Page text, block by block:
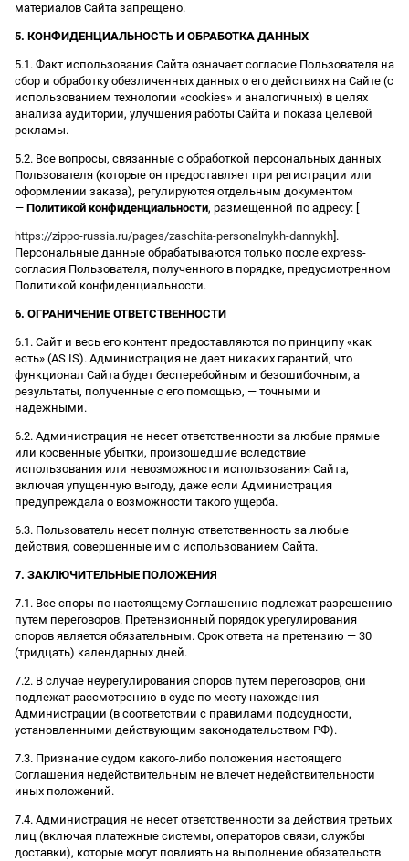
материалов Сайта запрещено.
5. КОНФИДЕНЦИАЛЬНОСТЬ И ОБРАБОТКА ДАННЫХ
5.1. Факт использования Сайта означает согласие Пользователя на
сбор и обработку обезличенных данных о его действиях на Сайте (с
использованием технологии «cookies» и аналогичных) в целях
анализа аудитории, улучшения работы Сайта и показа целевой
рекламы.
5.2. Все вопросы, связанные с обработкой персональных данных
Пользователя (которые он предоставляет при регистрации или
оформлении заказа), регулируются отдельным документом
— Политикой конфиденциальности, размещенной по адресу: [
https://zippo-russia.ru/pages/zaschita-personalnykh-dannykh ].
Персональные данные обрабатываются только после express-
согласия Пользователя, полученного в порядке, предусмотренном
Политикой конфиденциальности.
6. ОГРАНИЧЕНИЕ ОТВЕТСТВЕННОСТИ
6.1. Сайт и весь его контент предоставляются по принципу «как
есть» (AS IS). Администрация не дает никаких гарантий, что
функционал Сайта будет бесперебойным и безошибочным, а
результаты, полученные с его помощью, — точными и
надежными.
6.2. Администрация не несет ответственности за любые прямые
или косвенные убытки, произошедшие вследствие
использования или невозможности использования Сайта,
включая упущенную выгоду, даже если Администрация
предупреждала о возможности такого ущерба.
6.3. Пользователь несет полную ответственность за любые
действия, совершенные им с использованием Сайта.
7. ЗАКЛЮЧИТЕЛЬНЫЕ ПОЛОЖЕНИЯ
7.1. Все споры по настоящему Соглашению подлежат разрешению
путем переговоров. Претензионный порядок урегулирования
споров является обязательным. Срок ответа на претензию — 30
(тридцать) календарных дней.
7.2. В случае неурегулирования споров путем переговоров, они
подлежат рассмотрению в суде по месту нахождения
Администрации (в соответствии с правилами подсудности,
установленными действующим законодательством РФ).
7.3. Признание судом какого-либо положения настоящего
Соглашения недействительным не влечет недействительности
иных положений.
7.4. Администрация не несет ответственности за действия третьих
лиц (включая платежные системы, операторов связи, службы
доставки), которые могут повлиять на выполнение обязательств